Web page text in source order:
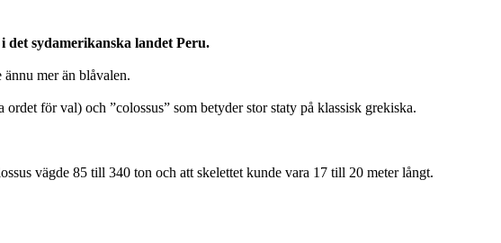
det sydamerikanska landet Peru.
mer än blåvalen.
för val) och ”colossus” som betyder stor staty på klassisk grekiska.
vägde 85 till 340 ton och att skelettet kunde vara 17 till 20 meter långt.